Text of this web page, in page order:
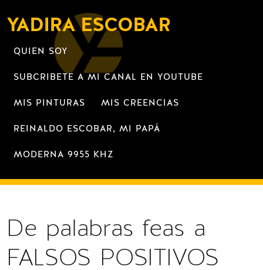
YADIRA ESCOBAR
QUIEN SOY
SUBCRIBETE A MI CANAL EN YOUTUBE
MIS PINTURAS MIS CREENCIAS
REINALDO ESCOBAR, MI PAPÁ
MODERNA 9955 KHZ
De palabras feas a
FALSOS POSITIVOS